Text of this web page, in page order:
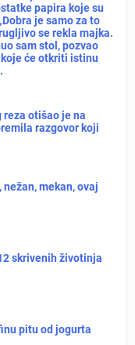
papira koje su
je samo za to
se rekla majka.
sam stol, pozvao
će otkriti istinu
reza otišao je na
razgovor koji
mekan, ovaj
skrivenih životinja
pitu od jogurta